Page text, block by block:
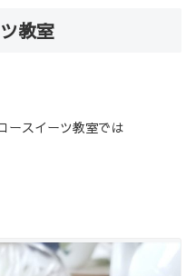
教室
ースイーツ教室では